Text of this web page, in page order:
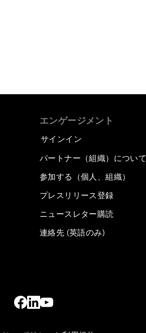
エンゲージメント
サインイン
パートナー（組織）について
参加する（個人、組織）
プレスリリース登録
ニュースレター購読
連絡先 (英語のみ)